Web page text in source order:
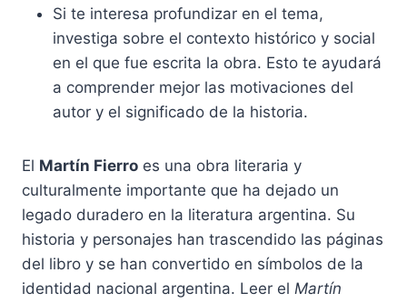
Si te interesa profundizar en el tema,
investiga sobre el contexto histórico y social
en el que fue escrita la obra. Esto te ayudará
a comprender mejor las motivaciones del
autor y el significado de la historia.
El Martín Fierro es una obra literaria y
culturalmente importante que ha dejado un
legado duradero en la literatura argentina. Su
historia y personajes han trascendido las páginas
del libro y se han convertido en símbolos de la
identidad nacional argentina. Leer el Martín